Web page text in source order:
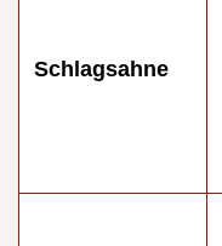
Schlagsahne